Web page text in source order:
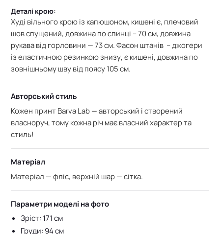
Деталі крою:
Худі вільного крою із капюшоном, кишені є, плечовий
шов спущений, довжина по спинці – 70 см,довжина
рукава від горловини — 73 см. Фасон штанів – джогери
із еластичною резинкою знизу, є кишені, довжина по
зовнішньому шву від поясу 105 см.
Авторський стиль
Кожен принт Barva Lab — авторський і створений
власноруч, тому кожна річ має власний характер та
стиль!
Матеріал
Матеріал — фліс, верхній шар — сітка.
Параметри моделі на фото
Зріст: 171 см
Груди: 94 см